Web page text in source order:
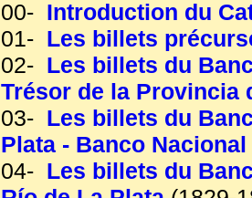
00- Introduction du
01- Les billets
02- Les billets du
Trésor de la Provincia
03- Les billets du
Plata - Banco Nacional
04- Les billets du